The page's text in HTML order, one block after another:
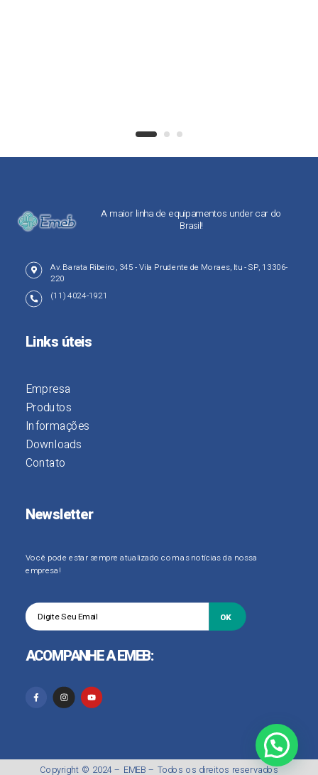
A maior linha de equipamentos under car do
Brasil!
Av. Barata Ribeiro, 345 - Vila Prudente de Moraes, Itu - SP, 13306-
220
(11) 4024-1921
Links úteis
Empresa
Produtos
Informações
Downloads
Contato
Newsletter
Você pode estar sempre atualizado com as notícias da nossa
empresa!
OK
ACOMPANHE A EMEB:
Copyright © 2024 – EMEB– Todos os direitos reservados